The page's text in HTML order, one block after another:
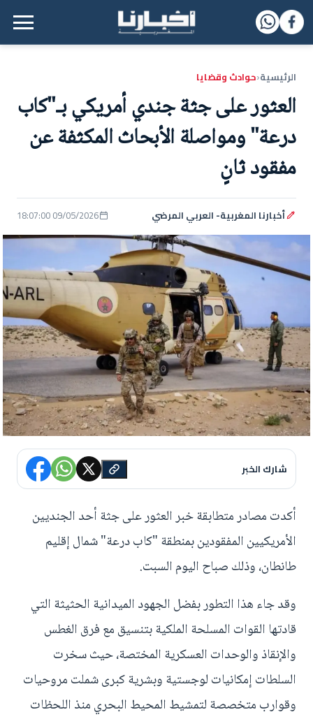
القائمة الرئيسية
الرئيسية‹حوادث وقضايا
العثور على جثة جندي أمريكي بـ"كاب
درعة" ومواصلة الأبحاث المكثفة عن
مفقود ثانٍ
أخبارنا المغربية- العربي المرضي 09/05/2026 18:07:00
شارك الخبر
أكدت مصادر متطابقة خبر العثور على جثة أحد الجنديين
الأمريكيين المفقودين بمنطقة "كاب درعة" شمال إقليم
طانطان، وذلك صباح اليوم السبت.
وقد جاء هذا التطور بفضل الجهود الميدانية الحثيثة التي
قادتها القوات المسلحة الملكية بتنسيق مع فرق الغطس
والإنقاذ والوحدات العسكرية المختصة، حيث سخرت
السلطات إمكانيات لوجستية وبشرية كبرى شملت مروحيات
وقوارب متخصصة لتمشيط المحيط البحري منذ اللحظات